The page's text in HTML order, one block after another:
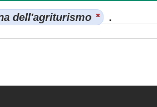
dell'agriturismo .